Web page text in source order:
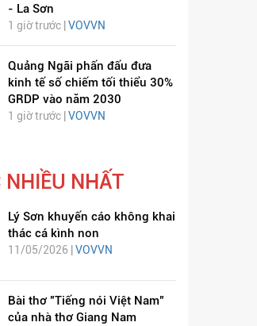
- La Sơn
1 giờ trước | VOVVN
Quảng Ngãi phấn đấu đưa
kinh tế số chiếm tối thiểu 30%
GRDP vào năm 2030
1 giờ trước | VOVVN
NHẤT
Lý Sơn khuyến cáo không khai
thác cá kình non
11/05/2026 | VOVVN
Bài thơ "Tiếng nói Việt Nam"
của nhà thơ Giang Nam